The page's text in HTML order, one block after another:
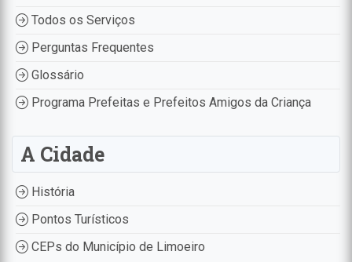
Todos os Serviços
Perguntas Frequentes
Glossário
Programa Prefeitas e Prefeitos Amigos da Criança
A Cidade
História
Pontos Turísticos
CEPs do Município de Limoeiro